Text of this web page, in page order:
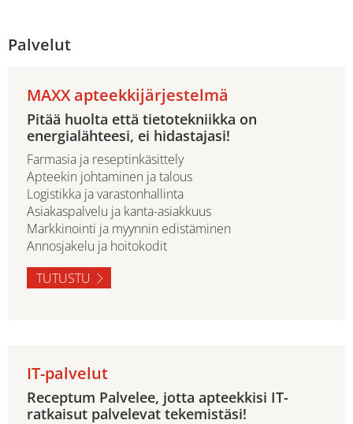
Palvelut
MAXX apteekkijärjestelmä
Pitää huolta että tietotekniikka on
energialähteesi, ei hidastajasi!
Farmasia ja reseptinkäsittely
Apteekin johtaminen ja talous
Logistikka ja varastonhallinta
Asiakaspalvelu ja kanta-asiakkuus
Markkinointi ja myynnin edistäminen
Annosjakelu ja hoitokodit
TUTUSTU
IT-palvelut
Receptum Palvelee, jotta apteekkisi IT-
ratkaisut palvelevat tekemistäsi!